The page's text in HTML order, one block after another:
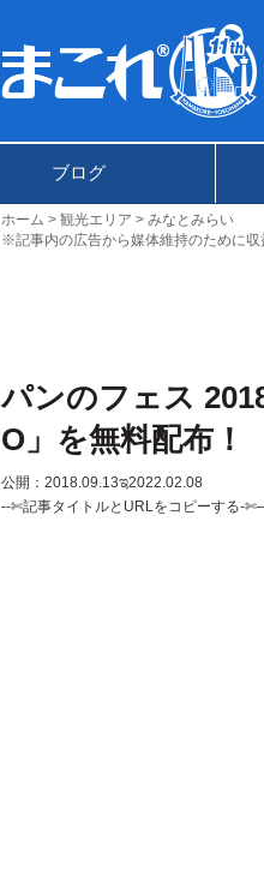
ブログ
ホーム 観光エリア
みなとみらい
※記事内の広告から媒体維持のために収
パンのフェス
O」を無料配布！
公開：2018.09.13ಇ2022.02.08
--✄記事タイトルとURLをコピーする-